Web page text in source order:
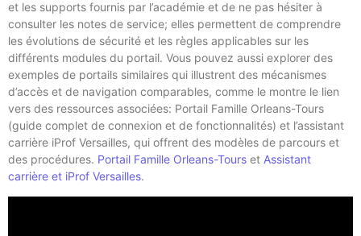
et les supports fournis par l’académie et de ne pas hésiter à
consulter les notes de service; elles permettent de comprendre
les évolutions de sécurité et les règles applicables sur les
différents modules du portail. Vous pouvez aussi explorer des
exemples de portails similaires qui illustrent des mécanismes
d’accès et de navigation comparables, comme le montre le lien
vers des ressources associées: Portail Famille Orleans-Tours
(guide complet de connexion et de fonctionnalités) et l’assistant
carrière iProf Versailles, qui offrent des modèles de parcours et
des procédures. Portail Famille Orleans-Tours et Assistant
carrière et iProf Versailles.